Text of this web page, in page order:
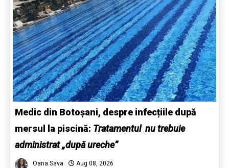
Medic din Botoșani, despre infecțiile după
mersul la piscină: Tratamentul nu trebuie
administrat „după ureche”
Oana Sava Aug 08, 2026